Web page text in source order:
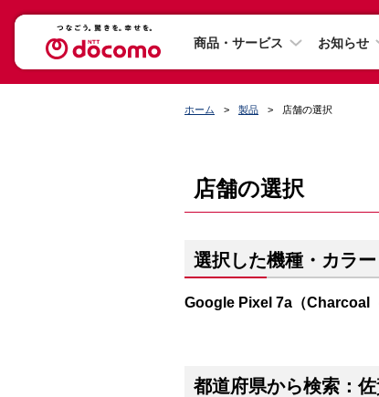
商品・サービス お知らせ
ホーム 製品 店舗の選択
店舗の選択
選択した機種・カラー
Google Pixel 7a（Charcoal
都道府県から検索：